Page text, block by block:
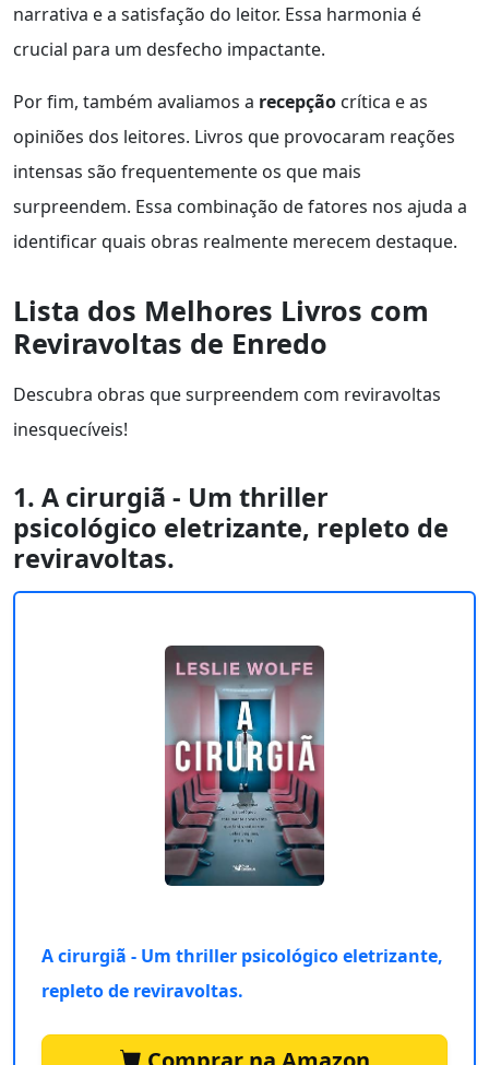
narrativa e a satisfação do leitor. Essa harmonia é
crucial para um desfecho impactante.
Por fim, também avaliamos a recepção crítica e as
opiniões dos leitores. Livros que provocaram reações
intensas são frequentemente os que mais
surpreendem. Essa combinação de fatores nos ajuda a
identificar quais obras realmente merecem destaque.
Lista dos Melhores Livros com
Reviravoltas de Enredo
Descubra obras que surpreendem com reviravoltas
inesquecíveis!
1. A cirurgiã - Um thriller
psicológico eletrizante, repleto de
reviravoltas.
A cirurgiã - Um thriller psicológico eletrizante,
repleto de reviravoltas.